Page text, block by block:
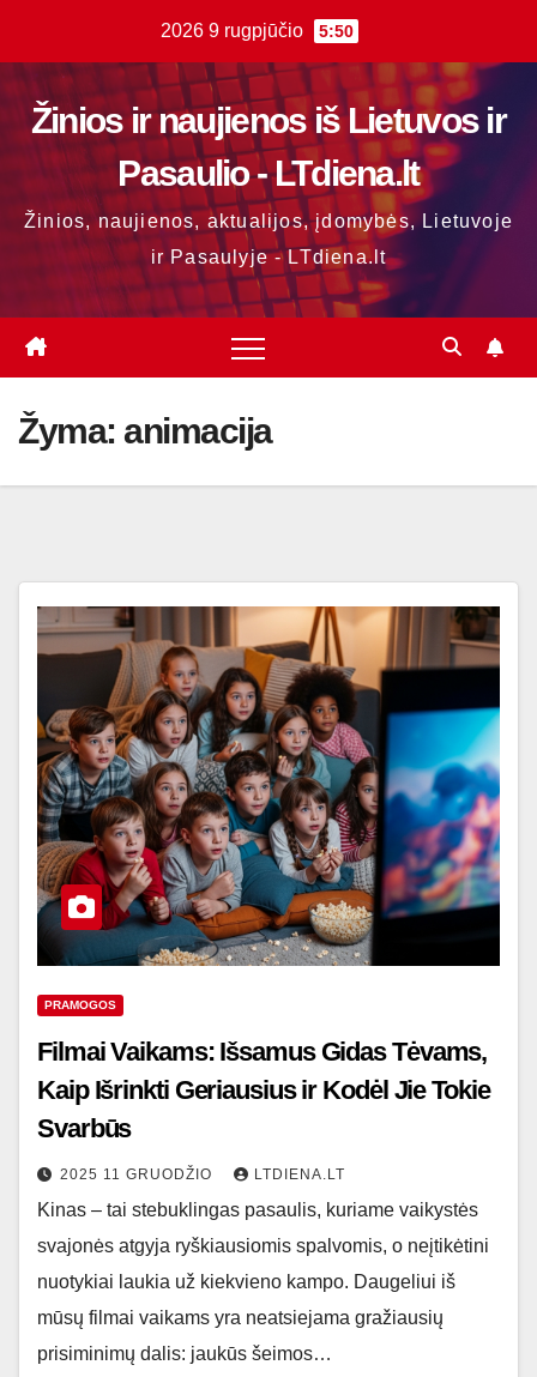
content
2026 9 rugpjūčio 5:50
Žinios ir naujienos iš Lietuvos ir
Pasaulio - LTdiena.lt
Žinios, naujienos, aktualijos, įdomybės, Lietuvoje
ir Pasaulyje - LTdiena.lt
Žyma: animacija
PRAMOGOS
Filmai Vaikams: Išsamus Gidas Tėvams,
Kaip Išrinkti Geriausius ir Kodėl Jie Tokie
Svarbūs
2025 11 GRUODŽIO LTDIENA.LT
Kinas – tai stebuklingas pasaulis, kuriame vaikystės
svajonės atgyja ryškiausiomis spalvomis, o neįtikėtini
nuotykiai laukia už kiekvieno kampo. Daugeliui iš
mūsų filmai vaikams yra neatsiejama gražiausių
prisiminimų dalis: jaukūs šeimos…